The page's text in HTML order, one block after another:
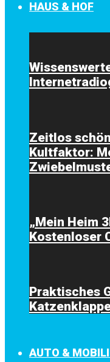
HAUS & HOF
Zeitlos
Kultfaktor:
„Mein Heim
Kostenloser
Praktisches
AUTO &